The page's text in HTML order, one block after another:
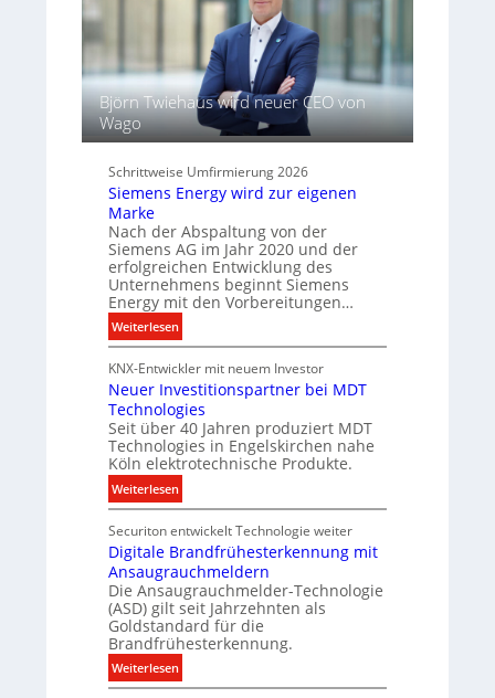
a
t
t
u
n
d
e
l
e
u
c
h
t
u
n
g
s
t
e
c
h
n
i
k
ü
r
d
i
t
a
l
e
P
r
o
d
u
k
t
d
a
t
e
Björn Twiehaus wird neuer CEO von
Wago
Schrittweise Umfirmierung 2026
Siemens Energy wird zur eigenen
Marke
Nach der Abspaltung von der
Siemens AG im Jahr 2020 und der
erfolgreichen Entwicklung des
Unternehmens beginnt Siemens
Energy mit den Vorbereitungen…
Weiterlesen:
S
i
e
m
e
n
s
E
n
e
r
g
y
w
i
d
KNX-Entwickler mit neuem Investor
Neuer Investitionspartner bei MDT
Technologies
Seit über 40 Jahren produziert MDT
Technologies in Engelskirchen nahe
Köln elektrotechnische Produkte.
Weiterlesen:
N
e
u
e
r
I
n
v
e
Securiton entwickelt Technologie weiter
Digitale Brandfrühesterkennung mit
Ansaugrauchmeldern
Die Ansaugrauchmelder-Technologie
(ASD) gilt seit Jahrzehnten als
Goldstandard für die
Brandfrühesterkennung.
Weiterlesen:
D